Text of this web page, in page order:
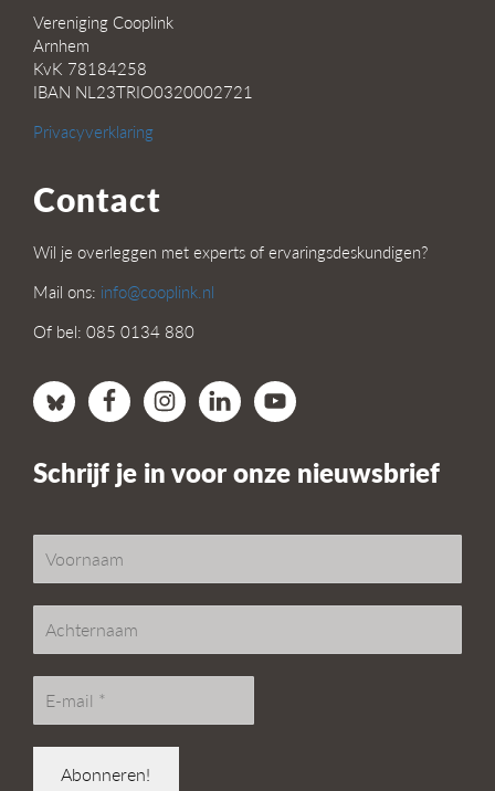
Vereniging Cooplink
Arnhem
KvK 78184258
IBAN NL23TRIO0320002721
Privacyverklaring
Contact
Wil je overleggen met experts of ervaringsdeskundigen?
Mail ons: info@cooplink.nl
Of bel: 085 0134 880
Schrijf je in voor onze nieuwsbrief